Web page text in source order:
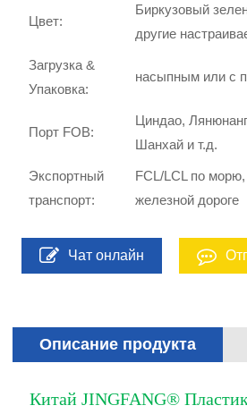
Цвет:
Биркузовый
другие
Загрузка &
Упаковка:
насыпным или с
Порт FOB:
Циндао,
Шанхай и т.д.
Экспортный
транспорт:
FCL/LCL по
железной дороге
Чат онлайн
Описание продукта
Китай JINGFANG®